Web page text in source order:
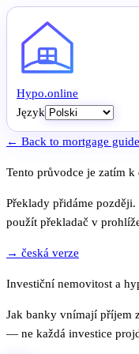
Hypo.online
Język
← Back to mortgage guide
Tento průvodce je zatím
Překlady přidáme
použít překladač v
→ česká verze
Investiční nemovitost a
Jak banky vnímají příjem
— ne každá investice